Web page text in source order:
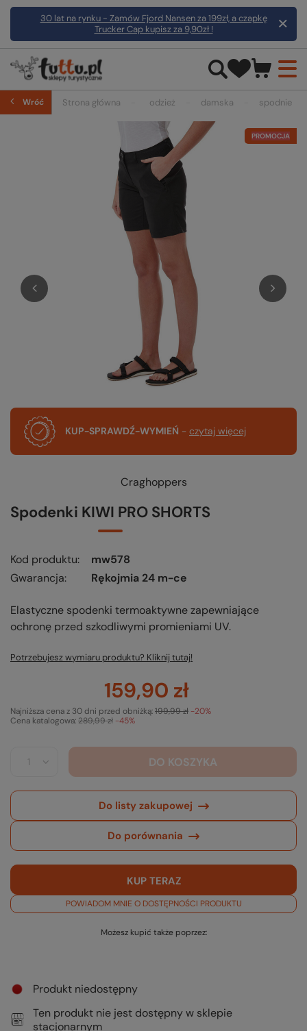
30 lat na rynku - Zamów Fjord Nansen za 199zł, a czapkę
Trucker Cap kupisz za 9,90zł !
Wróć Strona główna odzież damska spodnie
PROMOCJA
KUP-SPRAWDŹ-WYMIEŃ - czytaj więcej
Craghoppers
Spodenki KIWI PRO SHORTS
Kod produktu
mw578
Gwarancja
Rękojmia 24 m-ce
Elastyczne spodenki termoaktywne zapewniające
ochronę przed szkodliwymi promieniami UV.
Potrzebujesz wymiaru produktu? Kliknij tutaj!
159,90 zł
Cena katalogowa:289,99 zł -45%
Najniższa cena z 30 dni przed obniżką:199,99 zł -20%
DO KOSZYKA
Do listy zakupowej
Do porównania
KUP TERAZ
POWIADOM MNIE O DOSTĘPNOŚCI PRODUKTU
Możesz kupić także poprzez:
Produkt niedostępny
Ten produkt nie jest dostępny w sklepie
stacjonarnym